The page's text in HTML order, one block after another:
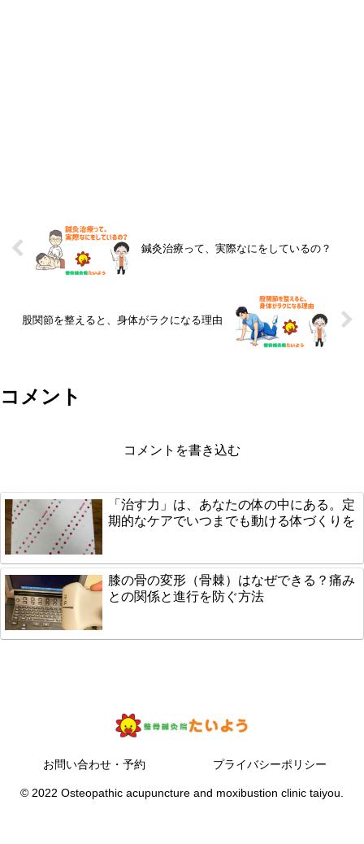
鍼灸治療って、実際なにをしているの？
股関節を整えると、身体がラクになる理由
コメント
コメントを書き込む
「治す力」は、あなたの体の中にある。定
期的なケアでいつまでも動ける体づくりを
膝の骨の変形（骨棘）はなぜできる？痛み
との関係と進行を防ぐ方法
お問い合わせ・予約 プライバシーポリシー
© 2022 Osteopathic acupuncture and moxibustion clinic taiyou.